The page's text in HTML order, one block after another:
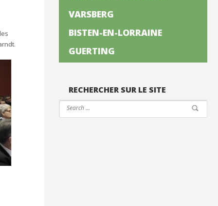
VARSBERG
BISTEN-EN-LORRAINE
GUERTING
RECHERCHER SUR LE SITE